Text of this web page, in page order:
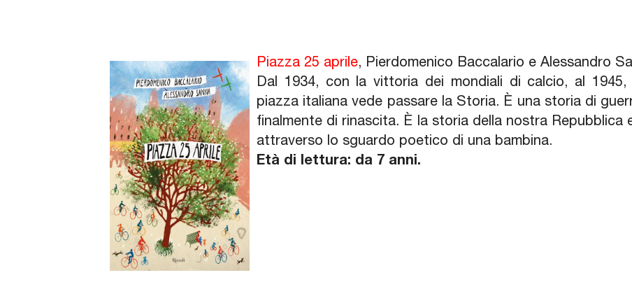
Piazza 25 aprile, Pierdomenico Baccalario e Alessandro
Dal 1934, con la vittoria dei mondiali di calcio, al
piazza italiana vede passare la Storia. È una storia di
finalmente di rinascita. È la storia della nostra
attraverso lo sguardo poetico di una bambina.
Età di lettura: da 7 anni.